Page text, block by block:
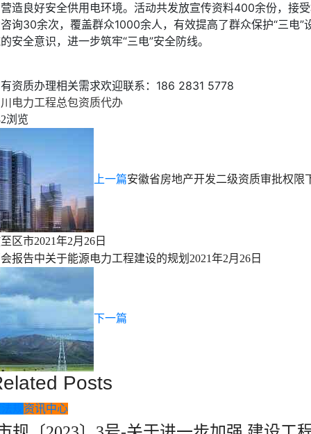
造良好安全供用电环境。活动共发放宣传资料400余份，接
询30余次，覆盖群众1000余人，有效提高了群众保护“三电”
安全意识，进一步筑牢“三电”安全防线。
资质办理相关需求欢迎联系：186 2831 5778
电力工程总包资质代办
浏览
上一篇安徽省房地产开发二级资质审批权限
区市2021年2月26日
报告中关于能源电力工程建设的规划 2021年2月26日
下一篇
Posts
资讯中心